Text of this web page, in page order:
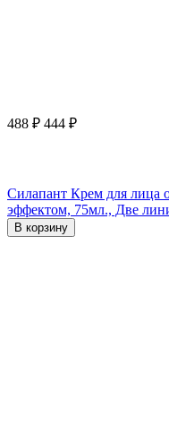
488 ₽ 444 ₽
Силапант Крем для
эффектом, 75мл., Две
В корзину